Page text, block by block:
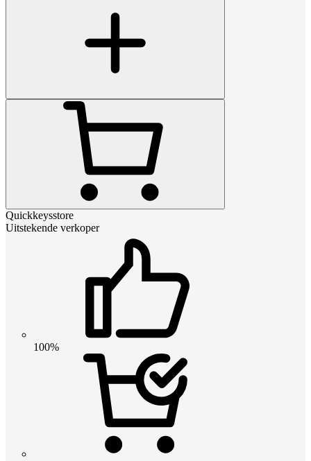
Quickkeysstore
Uitstekende verkoper
100%